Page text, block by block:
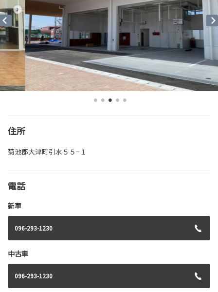
住所
菊池郡大津町引水５５−１
電話
新車
096-293-1230
中古車
096-293-1230